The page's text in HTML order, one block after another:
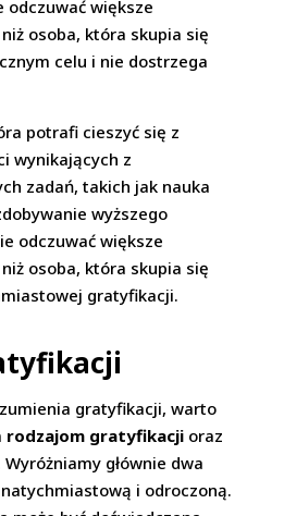
odczuwać większe
osoba, która skupia się
celu i nie dostrzega
potrafi cieszyć się z
wynikających z
zadań, takich jak nauka
wyższego
odczuwać większe
osoba, która skupia się
gratyfikacji.
gratyfikacji, warto
rodzajom gratyfikacji oraz
głównie dwa
i odroczoną.